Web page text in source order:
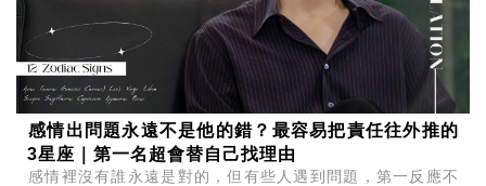
感情出問題永遠不是他的錯？最容易把責任往外推的
3星座｜第一名超會替自己找理由
感情裡沒有誰永遠是對的，但有些人遇到問題，第一反應不